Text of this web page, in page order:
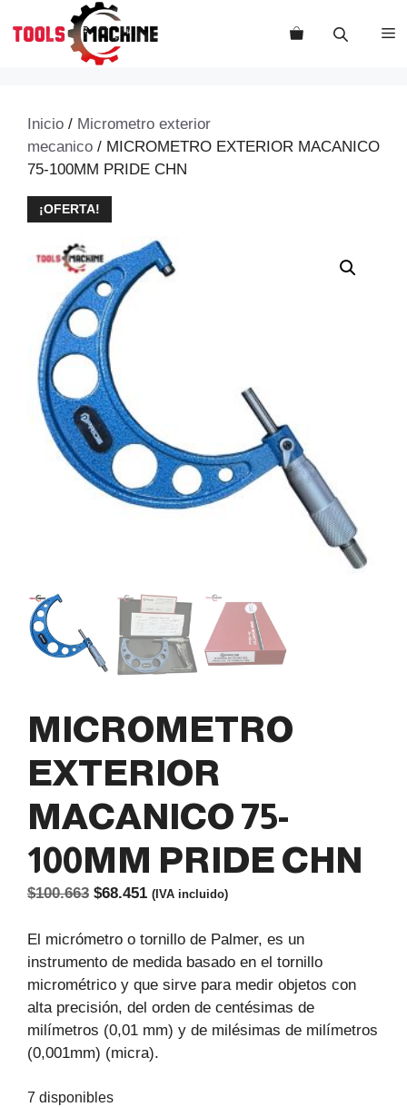
Inicio / Micrometro exterior
mecanico / MICROMETRO EXTERIOR MACANICO
75-100MM PRIDE CHN
¡OFERTA!
MICROMETRO
EXTERIOR
MACANICO 75-
100MM PRIDE CHN
$100.663 El
original
era:
$100.663.
$68.451El
actual
es:
$68.451.
(IVA incluido)
El micrómetro o tornillo de Palmer, es un
instrumento de medida basado en el tornillo
micrométrico y que sirve para medir objetos con
alta precisión, del orden de centésimas de
milímetros (0,01 mm) y de milésimas de milímetros
(0,001mm) (micra).
7 disponibles